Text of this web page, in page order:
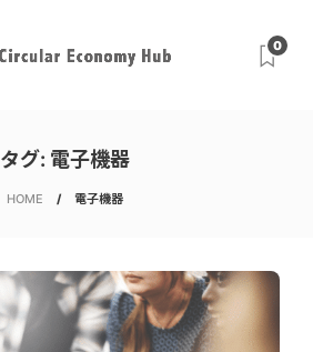
0
タグ: 電子機器
HOME 電子機器